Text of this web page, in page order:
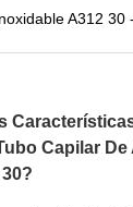
A312 30
Capilar De